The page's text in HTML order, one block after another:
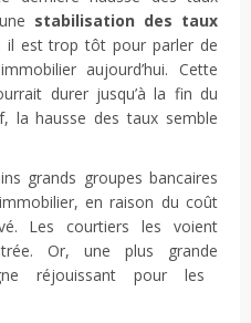
stabilisation des taux
il est trop tôt pour parler de
aujourd’hui. Cette
durer jusqu’à la fin du
la hausse des taux semble
grands groupes bancaires
en raison du coût
Les courtiers les voient
Or, une plus grande
réjouissant pour les